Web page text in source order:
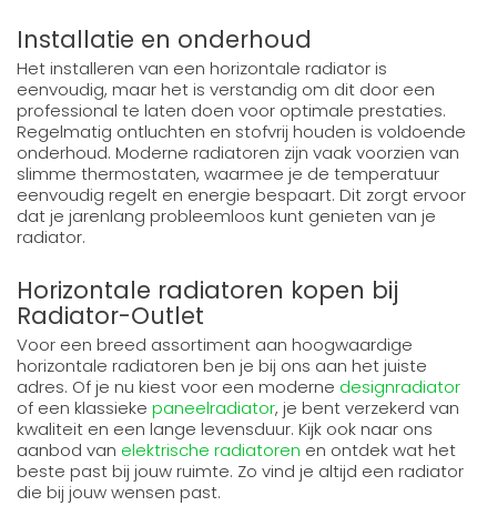
Installatie en onderhoud
Het installeren van een horizontale radiator is
eenvoudig, maar het is verstandig om dit door een
professional te laten doen voor optimale prestaties.
Regelmatig ontluchten en stofvrij houden is voldoende
onderhoud. Moderne radiatoren zijn vaak voorzien van
slimme thermostaten, waarmee je de temperatuur
eenvoudig regelt en energie bespaart. Dit zorgt ervoor
dat je jarenlang probleemloos kunt genieten van je
radiator.
Horizontale radiatoren kopen bij
Radiator-Outlet
Voor een breed assortiment aan hoogwaardige
horizontale radiatoren ben je bij ons aan het juiste
adres. Of je nu kiest voor een moderne designradiator
of een klassieke paneelradiator, je bent verzekerd van
kwaliteit en een lange levensduur. Kijk ook naar ons
aanbod van elektrische radiatoren en ontdek wat het
beste past bij jouw ruimte. Zo vind je altijd een radiator
die bij jouw wensen past.